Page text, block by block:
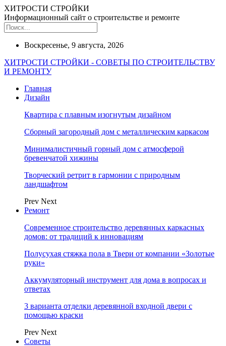
ХИТРОСТИ СТРОЙКИ
Информационный сайт о строительстве и ремонте
Воскресенье, 9 августа, 2026
ХИТРОСТИ СТРОЙКИ - СОВЕТЫ ПО СТРОИТЕЛЬСТВУ
И РЕМОНТУ
Главная
Дизайн
Квартира с плавным изогнутым дизайном
Сборный загородный дом с металлическим каркасом
Минималистичный горный дом с атмосферой
бревенчатой хижины
Творческий ретрит в гармонии с природным
ландшафтом
Prev Next
Ремонт
Современное строительство деревянных каркасных
домов: от традиций к инновациям
Полусухая стяжка пола в Твери от компании «Золотые
руки»
Аккумуляторный инструмент для дома в вопросах и
ответах
3 варианта отделки деревянной входной двери с
помощью краски
Prev Next
Советы